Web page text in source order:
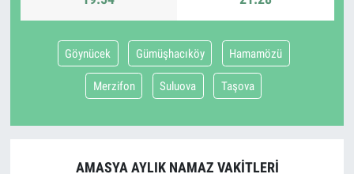
Göynücek Gümüşhacıköy Hamamözü
Merzifon Suluova Taşova
AMASYA AYLIK NAMAZ VAKITLERI